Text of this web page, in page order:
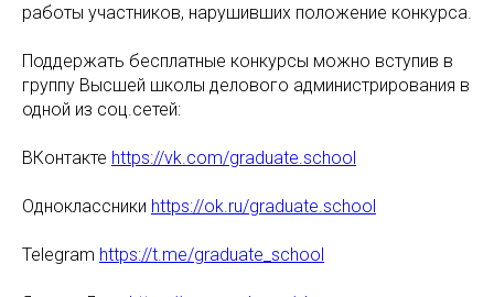
работы участников, нарушивших положение конкурса.
Поддержать бесплатные конкурсы можно вступив в
группу Высшей школы делового администрирования в
одной из соц.сетей:
ВКонтакте https://vk.com/graduate.school
Одноклассники https://ok.ru/graduate.school
Telegram https://t.me/graduate_school